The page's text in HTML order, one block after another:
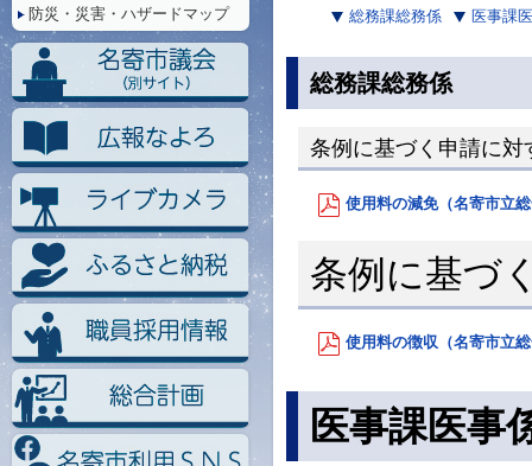
総務課総務係
医事課
総務課総務係
条例に基づく申請に
使用料の減免（名寄市立
条例に基づ
使用料の徴収（名寄市立
医事課医事
防災・災害・ハザードマップ